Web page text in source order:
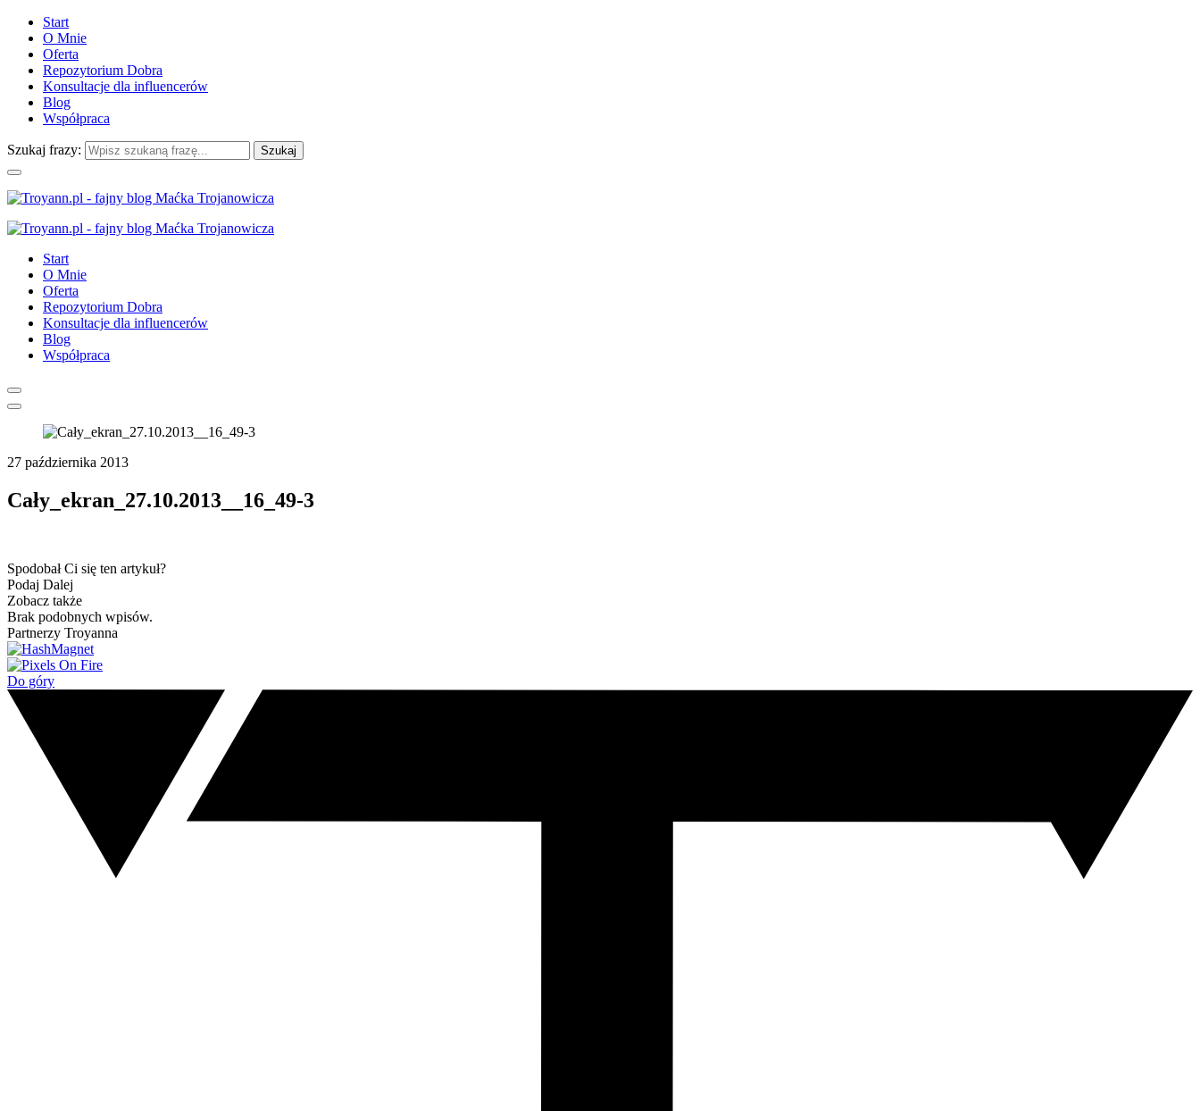
Start
O Mnie
Oferta
Repozytorium Dobra
Konsultacje dla influencerów
Blog
Współpraca
Szukaj frazy:
Start
O Mnie
Oferta
Repozytorium Dobra
Konsultacje dla influencerów
Blog
Współpraca
27 października 2013
Cały_ekran_27.10.2013__16_49-3
Spodobał Ci się ten artykuł?
Podaj Dalej
Zobacz także
Brak podobnych wpisów.
Partnerzy Troyanna
Do góry